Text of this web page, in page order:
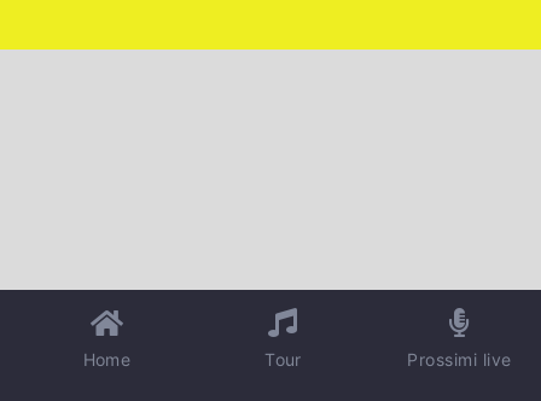
Home Tour Prossimi live